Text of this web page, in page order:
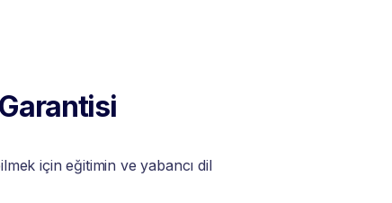
için eğitimin ve yabancı dil